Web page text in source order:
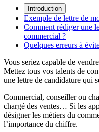
Introduction
Exemple de lettre de
Comment rédiger une
commercial ?
Quelques erreurs à
Vous seriez capable de
Mettez tous vos talents de
une lettre de candidature qui
Commercial, conseiller ou
chargé des ventes… Si les
désigner les métiers du
l’importance du chiffre.